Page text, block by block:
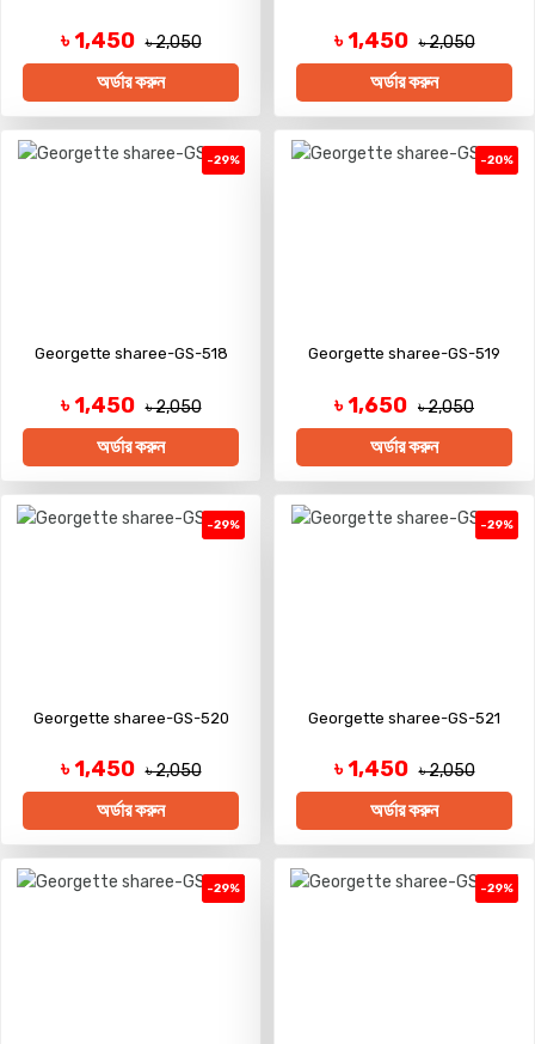
৳ 1,450 ৳ 2,050
অর্ডার করুন
৳ 1,450 ৳ 2,050
অর্ডার করুন
-29%
Georgette sharee-GS-518
৳ 1,450 ৳ 2,050
অর্ডার করুন
-20%
Georgette sharee-GS-519
৳ 1,650 ৳ 2,050
অর্ডার করুন
-29%
Georgette sharee-GS-520
৳ 1,450 ৳ 2,050
অর্ডার করুন
-29%
Georgette sharee-GS-521
৳ 1,450 ৳ 2,050
অর্ডার করুন
-29% -29%